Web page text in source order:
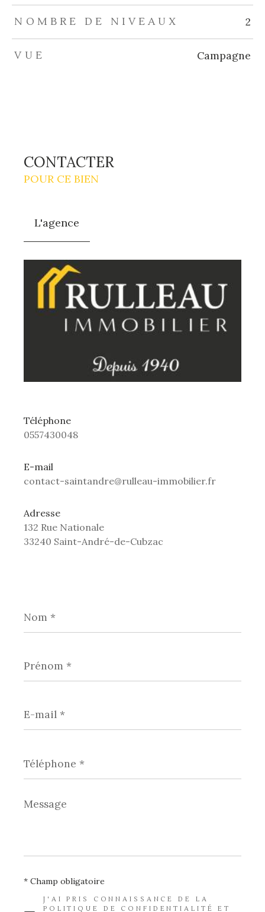
NOMBRE DE NIVEAUX 2
VUE Campagne
CONTACTER
POUR CE BIEN
L'agence
Téléphone
0557430048
E-mail
contact-saintandre@rulleau-immobilier.fr
Adresse
132 Rue Nationale
33240 Saint-André-de-Cubzac
*
*
mail
*
*
Message
*
J'AI PRIS CONNAISSANCE DE LA
POLITIQUE DE CONFIDENTIALITÉ ET
* Champ obligatoire